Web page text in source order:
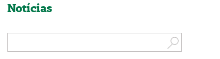
Imprensa
Institucional
Fale Conosco
Notícias